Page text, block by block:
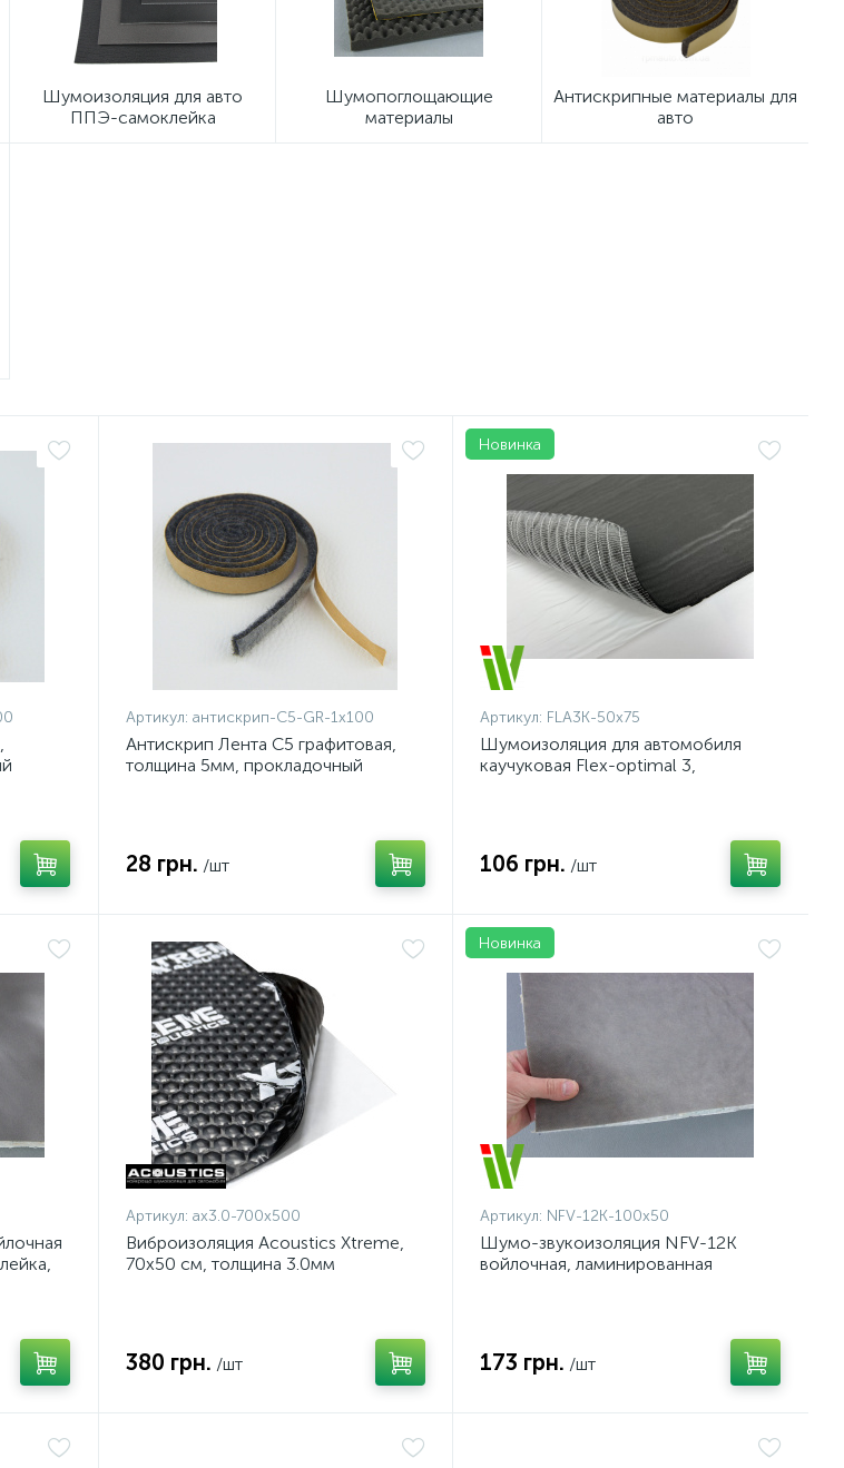
Шумоизоляция для авто
ППЭ-самоклейка
Шумопоглощающие
материалы
Антискрипные материалы для
авто
Артикул: антискрип-С5-GR-1х100
Антискрип Лента С5 графитовая,
толщина 5мм, прокладочный
28 грн. /шт
Новинка
Артикул: FLA3K-50x75
Шумоизоляция для автомобиля
каучуковая Flex-optimal 3,
106 грн. /шт
Артикул: ax3.0-700x500
Виброизоляция Acoustics Xtreme,
70x50 см, толщина 3.0мм
380 грн. /шт
Новинка
Артикул: NFV-12K-100x50
Шумо-звукоизоляция NFV-12K
войлочная, ламинированная
173 грн. /шт